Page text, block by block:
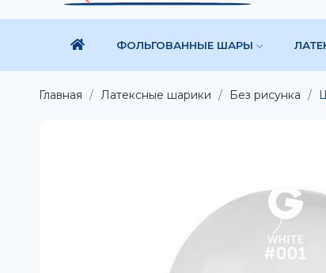
ФОЛЬГОВАННЫЕ ШАРЫ
Главная Латексные шарики Без рисунка